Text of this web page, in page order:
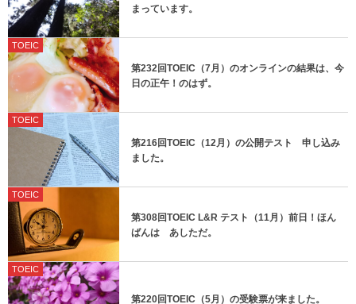
まっています。
TOEIC
第232回TOEIC（7月）のオンラインの結果は、今
日の正午！のはず。
TOEIC
第216回TOEIC（12月）の公開テスト 申し込み
ました。
TOEIC
第308回TOEIC L&R テスト（11月）前日！ほん
ばんは あしただ。
TOEIC
第220回TOEIC（5月）の受験票が来ました。